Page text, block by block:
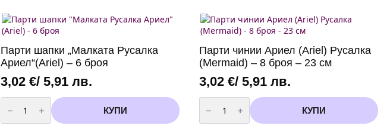
Русалка
(Mermaid)
-
брой
(Mermaid)
15
x
см
Парти шапки „Малката Русалка
Ариел“(Ariel) – 6 броя
3,02 €/ 5,91 лв.
количество
за
Парти
шапки
КУПИ
Парти чинии Ариел (Ariel) Русалка
(Mermaid) – 8 броя – 23 см
3,02€/ 5,91 лв.
количество
за
Парти
чинии
КУПИ